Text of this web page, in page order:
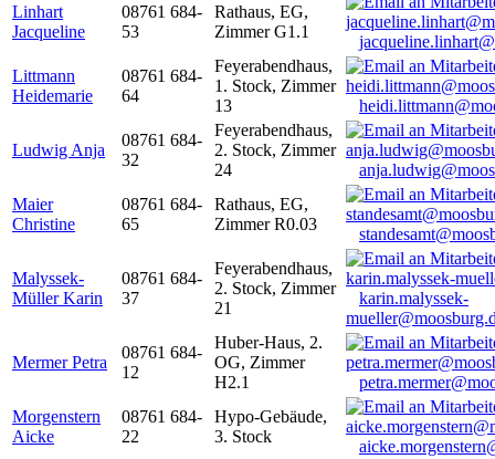
Linhart
Jacqueline
08761 684-
53
Rathaus, EG,
Zimmer G1.1
Littmann
Heidemarie
08761 684-
64
Feyerabendhaus,
1. Stock, Zimmer
13
Ludwig Anja
08761 684-
32
Feyerabendhaus,
2. Stock, Zimmer
24
Maier
Christine
08761 684-
65
Rathaus, EG,
Zimmer R0.03
Malyssek-
Müller Karin
08761 684-
37
Feyerabendhaus,
2. Stock, Zimmer
21
karin.malyssek-
Mermer Petra
08761 684-
12
Huber-Haus, 2.
OG, Zimmer
H2.1
Morgenstern
Aicke
08761 684-
22
Hypo-Gebäude,
3. Stock